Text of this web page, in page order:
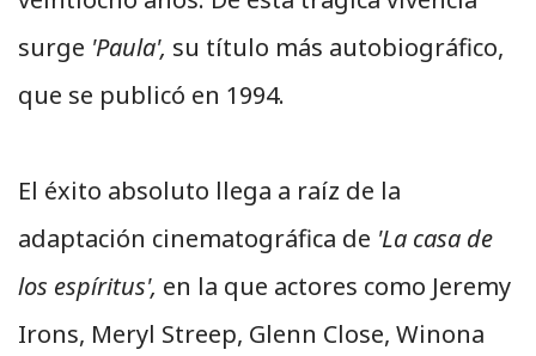
surge 'Paula', su título más autobiográfico,
que se publicó en 1994.
El éxito absoluto llega a raíz de la
adaptación cinematográfica de 'La casa de
los espíritus', en la que actores como Jeremy
Irons, Meryl Streep, Glenn Close, Winona